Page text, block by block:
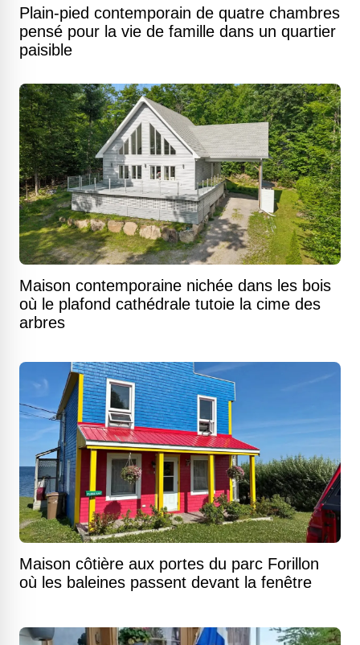
Plain-pied contemporain de quatre chambres
pensé pour la vie de famille dans un quartier
paisible
Maison contemporaine nichée dans les bois
où le plafond cathédrale tutoie la cime des
arbres
Maison côtière aux portes du parc Forillon
où les baleines passent devant la fenêtre